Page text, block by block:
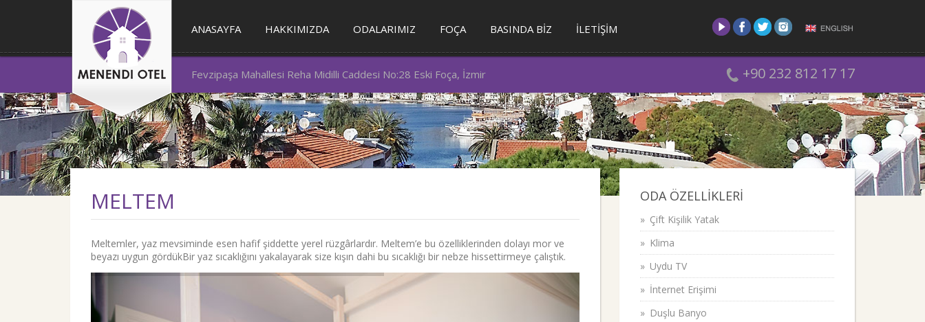
ANASAYFA HAKKIMIZDA ODALARIMIZ FOÇA BASINDA BİZ İLETİŞİM
Fevzipaşa Mahallesi Reha Midilli Caddesi No:28 Eski Foça, İzmir +90 232 812 17 17
MELTEM
Meltemler, yaz mevsiminde esen hafif şiddette yerel rüzgârlardır. Meltem’e bu özelliklerinden dolayı mor ve
beyazı uygun gördükBir yaz sıcaklığını yakalayarak size kışın dahi bu sıcaklığı bir nebze hissettirmeye çalıştık.
ODA ÖZELLİKLERİ
Çift Kişilik Yatak
Klima
Uydu TV
İnternet Erişimi
Duşlu Banyo